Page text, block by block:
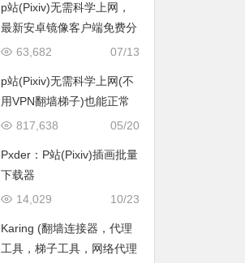
p站(Pixiv)无需科学上网，
最新安卓镜像客户端免费分
享
07/13
63,682
p站(Pixiv)无需科学上网(不
用VPN翻墙梯子)也能正常
在线打开的方法分享
05/20
817,638
Pxder：P站(Pixiv)插画批量
下载器
10/23
14,029
Karing (翻墙连接器，代理
工具，梯子工具，网络代理